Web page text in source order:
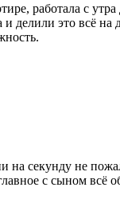
работала с
делили это всё на
секунду не
с сыном всё